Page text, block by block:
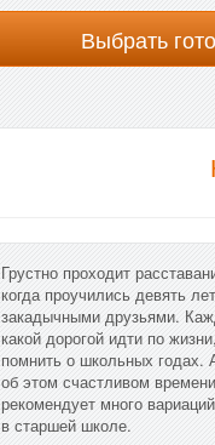
Выбрать
Грустно проходит
когда проучились девять
закадычными друзьями.
какой дорогой идти по
помнить о школьных годах.
об этом счастливом
рекомендует много
в старшей школе.